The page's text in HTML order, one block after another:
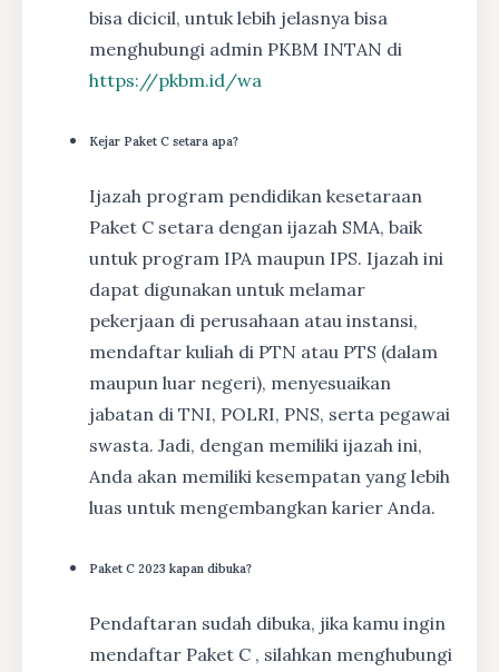
bisa dicicil, untuk lebih jelasnya bisa
menghubungi admin PKBM INTAN di
https://pkbm.id/wa
Kejar Paket C setara apa?
Ijazah program pendidikan kesetaraan
Paket C setara dengan ijazah SMA, baik
untuk program IPA maupun IPS. Ijazah ini
dapat digunakan untuk melamar
pekerjaan di perusahaan atau instansi,
mendaftar kuliah di PTN atau PTS (dalam
maupun luar negeri), menyesuaikan
jabatan di TNI, POLRI, PNS, serta pegawai
swasta. Jadi, dengan memiliki ijazah ini,
Anda akan memiliki kesempatan yang lebih
luas untuk mengembangkan karier Anda.
Paket C 2023 kapan dibuka?
Pendaftaran sudah dibuka, jika kamu ingin
mendaftar Paket C , silahkan menghubungi